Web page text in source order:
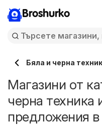
Broshurko
Бяла и черна
Магазини от
черна техника
предложения